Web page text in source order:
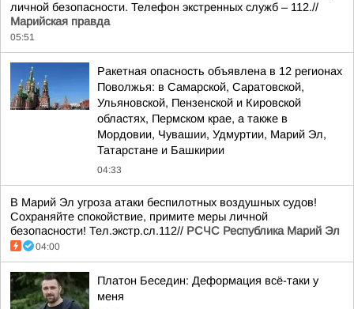
личной безопасности. Телефон экстренных служб – 112.//
Марийская правда
05:51
Ракетная опасность объявлена в 12 регионах
Поволжья: в Самарской, Саратовской,
Ульяновской, Пензенской и Кировской
областях, Пермском крае, а также в
Мордовии, Чувашии, Удмуртии, Марий Эл,
Татарстане и Башкирии
04:33
В Марий Эл угроза атаки беспилотных воздушных судов!
Сохраняйте спокойствие, примите меры личной
безопасности! Тел.экстр.сл.112// РСЧС Республика Марий Эл
04:00
Платон Беседин: Деформация всё-таки у
меня